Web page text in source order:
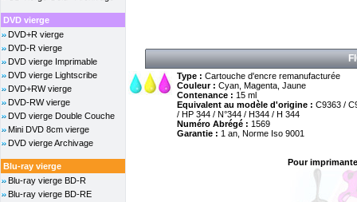
DVD vierge
DVD+R vierge
DVD-R vierge
DVD vierge Imprimable
DVD vierge Lightscribe
DVD+RW vierge
DVD-RW vierge
DVD vierge Double Couche
Mini DVD 8cm vierge
DVD vierge Archivage
Blu-ray vierge
Blu-ray vierge BD-R
Blu-ray vierge BD-RE
Type : Cartouche d'encre remanufacturée
Couleur : Cyan, Magenta, Jaune
Contenance : 15 ml
Equivalent au modèle d'origine : C9363 /
/ HP 344 / N°344 / H344 / H 344
Numéro Abrégé : 1569
Garantie : 1 an, Norme Iso 9001
Pour